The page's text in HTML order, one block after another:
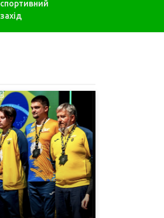
спортивний
захід